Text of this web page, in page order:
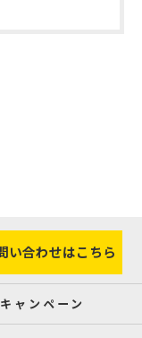
い合わせはこちら
キャンペーン